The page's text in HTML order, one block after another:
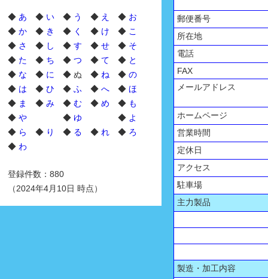
◆ あ ◆ い ◆ う ◆ え ◆ お
◆ か ◆ き ◆ く ◆ け ◆ こ
◆ さ ◆ し ◆ す ◆ せ ◆ そ
◆ た ◆ ち ◆ つ ◆ て ◆ と
◆ な ◆ に ◆ ぬ ◆ ね ◆ の
◆ は ◆ ひ ◆ ふ ◆ へ ◆ ほ
◆ ま ◆ み ◆ む ◆ め ◆ も
◆ や ◆ ゆ ◆ よ
◆ ら ◆ り ◆ る ◆ れ ◆ ろ
◆ わ
登録件数：880
（2024年4月10日 時点）
郵便番号
所在地
電話
FAX
メールアドレス
ホームページ
営業時間
定休日
アクセス
駐車場
主力製品
製造・加工内容